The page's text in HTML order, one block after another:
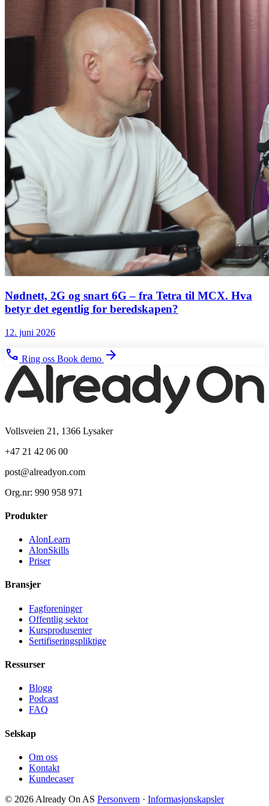
Nødnett, 2G og snart 6G – fra Tetra til MCX. Hva
betyr det egentlig for beredskapen?
12. juni 2026
phone Ring oss Book demo arrow_forward
Vollsveien 21, 1366 Lysaker
+47 21 42 06 00
post@alreadyon.com
Org.nr: 990 958 971
Produkter
AlonLearn
AlonSkills
Priser
Bransjer
Fagforeninger
Offentlig sektor
Kursprodusenter
Sertifiseringspliktige
Ressurser
Blogg
Podcast
FAQ
Selskap
Om oss
Kontakt
Kundecaser
© 2026 Already On AS Personvern · Informasjonskapsler